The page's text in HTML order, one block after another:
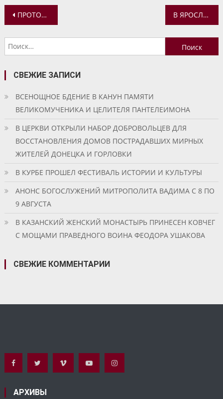
Навигация
по
записям
ПРОТОИЕРЕЙ ПАВЕЛ РАХЛИН ПРИНЯЛ УЧАСТИЕ В ЗАСЕДАНИИ ОБЩЕСТВЕННОГО СОВЕТА ПРИ МИНИСТЕРСТВЕ ОБРАЗОВАНИЯ ЯРОСЛАВСКОЙ ОБЛАСТИ В ЯРОСЛАВСКОЙ ДУХОВНОЙ СЕМИНАРИИ ПРОШЛО ПОСЛЕДНЕЕ В 2025 ГОДУ ЗАСЕДАНИЕ УЧЕНОГО СОВЕТА
Найти:
СВЕЖИЕ ЗАПИСИ
ВСЕНОЩНОЕ БДЕНИЕ В КАНУН ПАМЯТИ
ВЕЛИКОМУЧЕНИКА И ЦЕЛИТЕЛЯ ПАНТЕЛЕИМОНА
В ЦЕРКВИ ОТКРЫЛИ НАБОР ДОБРОВОЛЬЦЕВ ДЛЯ
ВОССТАНОВЛЕНИЯ ДОМОВ ПОСТРАДАВШИХ МИРНЫХ
ЖИТЕЛЕЙ ДОНЕЦКА И ГОРЛОВКИ
В КУРБЕ ПРОШЕЛ ФЕСТИВАЛЬ ИСТОРИИ И КУЛЬТУРЫ
АНОНС БОГОСЛУЖЕНИЙ МИТРОПОЛИТА ВАДИМА С 8 ПО
9 АВГУСТА
В КАЗАНСКИЙ ЖЕНСКИЙ МОНАСТЫРЬ ПРИНЕСЕН КОВЧЕГ
С МОЩАМИ ПРАВЕДНОГО ВОИНА ФЕОДОРА УШАКОВА
СВЕЖИЕ КОММЕНТАРИИ
АРХИВЫ